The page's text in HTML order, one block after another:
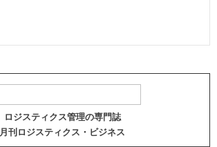
ロジスティクス管理の専門誌
月刊ロジスティクス・ビジネス